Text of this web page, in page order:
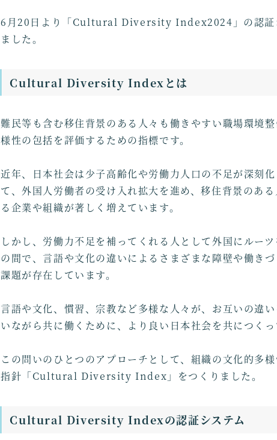
6月20日より「Cultural Diversity Index2024」の認証
ました。
Cultural Diversity Indexとは
難民等も含む移住背景のある人々も働きやすい職場環境
様性の包括を評価するための指標です。
近年、日本社会は少子高齢化や労働力人口の不足が深刻
て、外国人労働者の受け入れ拡大を進め、移住背景のあ
る企業や組織が著しく増えています。
しかし、労働力不足を補ってくれる人として外国にルー
の間で、言語や文化の違いによるさまざまな障壁や働き
課題が存在しています。
言語や文化、慣習、宗教など多様な人々が、お互いの違
いながら共に働くために、より良い日本社会を共につく
この問いのひとつのアプローチとして、組織の文化的多
指針「Cultural Diversity Index」をつくりました。
Cultural Diversity Indexの認証システム